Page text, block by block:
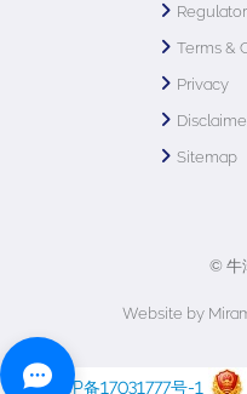
Terms &
Privacy
Sitemap
© 牛
Website by
沪ICP备17031777号-1